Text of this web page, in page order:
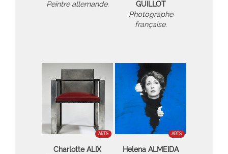
Peintre allemande.
GUILLOT
Photographe
française.
ARTS
Charlotte ALIX
ARTS
Helena ALMEIDA